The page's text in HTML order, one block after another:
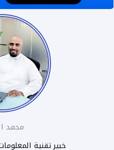
محمد
خبير تقنية